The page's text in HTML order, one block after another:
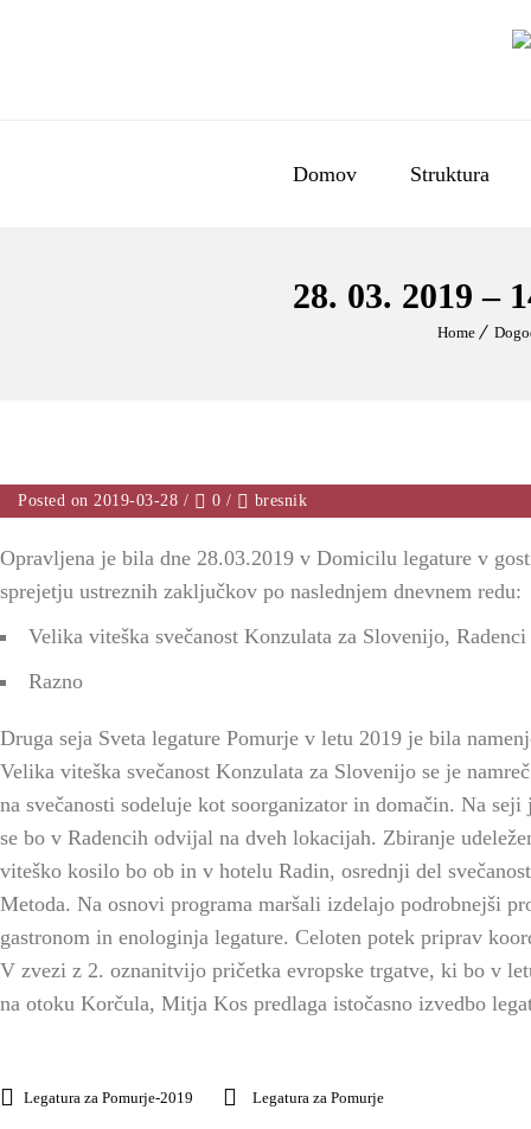
Domov Struktura
​28. 03. 2019 –
Home
Posted on 2019-03-28 / 0 / bresnik
Opravljena je bila dne 28.03.2019 v Domicilu legature v
sprejetju ustreznih zaključkov po naslednjem dnevnem redu:
Velika viteška svečanost Konzulata za Slovenijo, Radenci
Razno
Druga seja Sveta legature Pomurje v letu 2019 je bila
Velika viteška svečanost Konzulata za Slovenijo se je
na svečanosti sodeluje kot soorganizator in domačin. Na
se bo v Radencih odvijal na dveh lokacijah. Zbiranje
viteško kosilo bo ob in v hotelu Radin, osrednji del
Metoda. Na osnovi programa maršali izdelajo podrobnejši
gastronom in enologinja legature. Celoten potek priprav
V zvezi z 2. oznanitvijo pričetka evropske trgatve, ki bo v
na otoku Korčula, Mitja Kos predlaga istočasno izvedbo
Legatura za Pomurje-2019 Legatura za Pomurje